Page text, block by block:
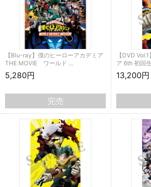
【Blu-ray】僕のヒーローアカデミア
THE MOVIE ワールド …
5,280円
完売
【DVD
ア 6th 初回
13,200円